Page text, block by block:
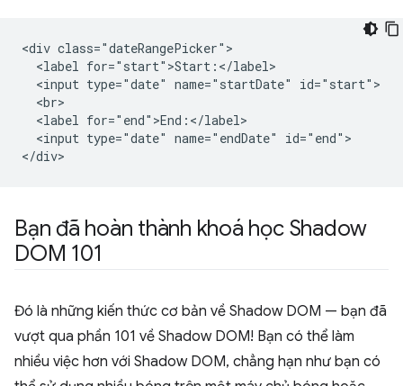
<div class="dateRangePicker">
  <label for="start">Start:</label>
  <input type="date" name="startDate" id="start">
  <br>
  <label for="end">End:</label>
  <input type="date" name="endDate" id="end">
Bạn đã hoàn thành khoá học Shadow
DOM 101
Đó là những kiến thức cơ bản về Shadow DOM — bạn đã
vượt qua phần 101 về Shadow DOM! Bạn có thể làm
nhiều việc hơn với Shadow DOM, chẳng hạn như bạn có